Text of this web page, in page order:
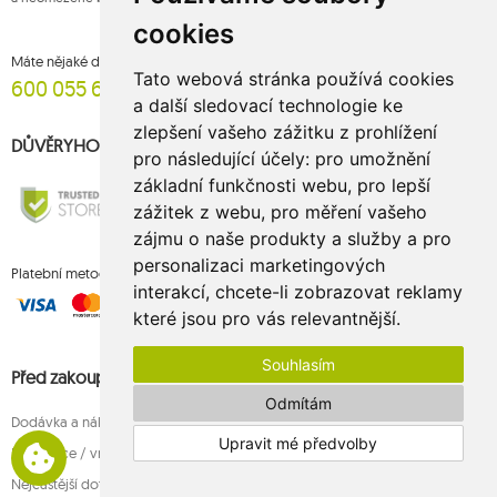
cookies
Tato webová stránka používá cookies
a další sledovací technologie ke
zlepšení vašeho zážitku z prohlížení
pro následující účely: pro umožnění
základní funkčnosti webu, pro lepší
zážitek z webu, pro měření vašeho
zájmu o naše produkty a služby a pro
personalizaci marketingových
interakcí, chcete-li zobrazovat reklamy
které jsou pro vás relevantnější.
Souhlasím
Odmítám
Upravit mé předvolby
Máte nějaké dotazy? Hovor (Po-Pá 8:00-15:00)
600 055 695
DŮVĚRYHODNÝ OBCHOD
Platební metody
Před zakoupením
Dodávka a náklady
Rezignace / vracení zboží do 14 dnů
Nejčastější dotazy před nákupem